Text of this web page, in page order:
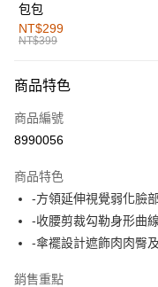
全家取貨付款
每筆NT$60，滿
付款後全家取貨
萊爾富取貨付款
付款後萊爾富取貨
每筆NT$60，滿
7-11取貨付款
每筆NT$60，滿
包包
NT$299
NT$399
商品特色
商品編號
8990056
商品特色
-方領延伸視覺弱化臉
-收腰剪裁勾勒身形曲線
-傘襬設計遮飾肉肉臀
銷售重點